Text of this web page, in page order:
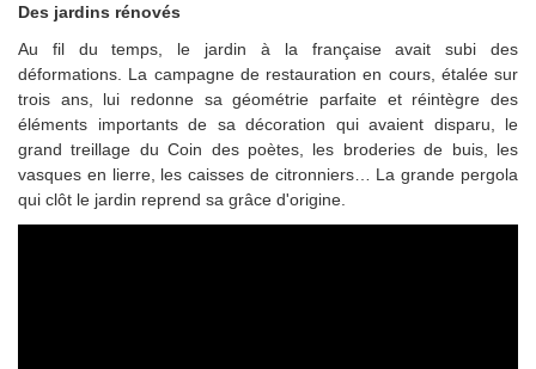
Des jardins rénovés
Au fil du temps, le jardin à la française avait subi des
déformations. La campagne de restauration en cours, étalée sur
trois ans, lui redonne sa géométrie parfaite et réintègre des
éléments importants de sa décoration qui avaient disparu, le
grand treillage du Coin des poètes, les broderies de buis, les
vasques en lierre, les caisses de citronniers… La grande pergola
qui clôt le jardin reprend sa grâce d'origine.